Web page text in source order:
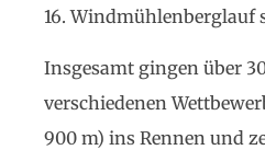
16. Windmühlenberglauf
Insgesamt gingen über
verschiedenen
900 m) ins Rennen und